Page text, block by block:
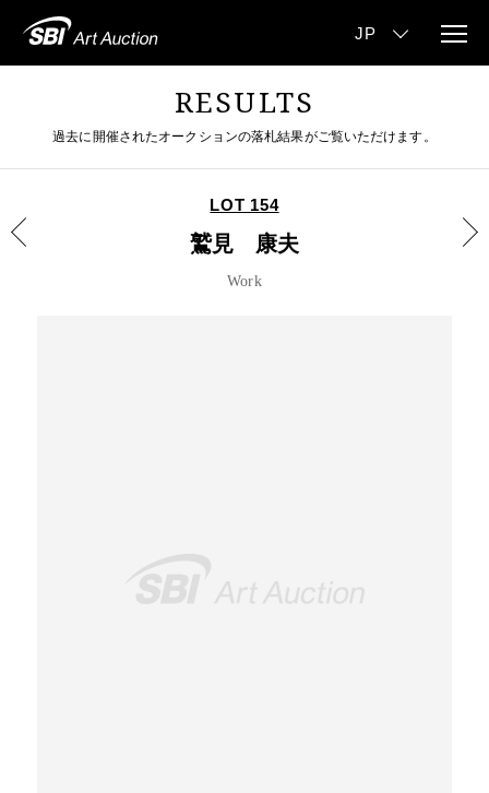
RESULTS
過去に開催されたオークションの落札結果がご覧いただけます。
LOT 154
鷲見 康夫
Work